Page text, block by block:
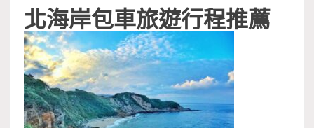
北海岸包車旅遊行程推薦